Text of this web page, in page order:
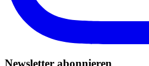
Newsletter abonnieren